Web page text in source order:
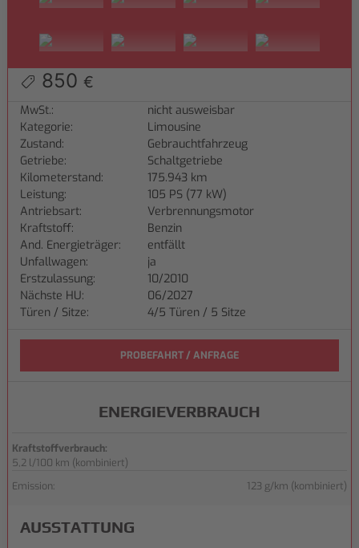
850 €
MwSt.:
nicht ausweisbar
Kategorie:
Limousine
Zustand:
Gebrauchtfahrzeug
Getriebe:
Schaltgetriebe
Kilometerstand:
175.943 km
Leistung:
105 PS (77 kW)
Antriebsart:
Verbrennungsmotor
Kraftstoff:
Benzin
And. Energieträger:
entfällt
Unfallwagen:
ja
Erstzulassung:
10/2010
Nächste HU:
06/2027
Türen / Sitze:
4/5 Türen / 5 Sitze
PROBEFAHRT / ANFRAGE
ENERGIEVERBRAUCH
Kraftstoffverbrauch:
5,2 l/100 km (kombiniert)
Emission:
123 g/km (kombiniert)
AUSSTATTUNG